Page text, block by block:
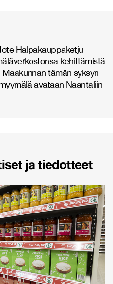
Halpakauppaketju
kehittämistä
tämän syksyn
avataan Naantaliin
ja tiedotteet